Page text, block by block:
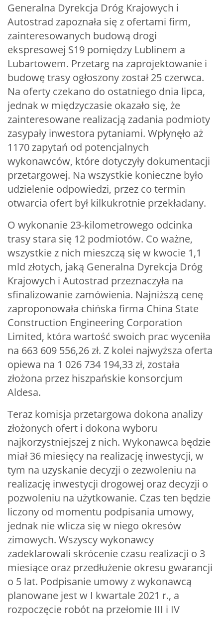
Generalna Dyrekcja Dróg Krajowych i
Autostrad zapoznała się z ofertami firm,
zainteresowanych budową drogi
ekspresowej S19 pomiędzy Lublinem a
Lubartowem. Przetarg na zaprojektowanie i
budowę trasy ogłoszony został 25 czerwca.
Na oferty czekano do ostatniego dnia lipca,
jednak w międzyczasie okazało się, że
zainteresowane realizacją zadania podmioty
zasypały inwestora pytaniami. Wpłynęło aż
1170 zapytań od potencjalnych
wykonawców, które dotyczyły dokumentacji
przetargowej. Na wszystkie konieczne było
udzielenie odpowiedzi, przez co termin
otwarcia ofert był kilkukrotnie przekładany.
O wykonanie 23-kilometrowego odcinka
trasy stara się 12 podmiotów. Co ważne,
wszystkie z nich mieszczą się w kwocie 1,1
mld złotych, jaką Generalna Dyrekcja Dróg
Krajowych i Autostrad przeznaczyła na
sfinalizowanie zamówienia. Najniższą cenę
zaproponowała chińska firma China State
Construction Engineering Corporation
Limited, która wartość swoich prac wyceniła
na 663 609 556,26 zł. Z kolei najwyższa oferta
opiewa na 1 026 734 194,33 zł, została
złożona przez hiszpańskie konsorcjum
Aldesa.
Teraz komisja przetargowa dokona analizy
złożonych ofert i dokona wyboru
najkorzystniejszej z nich. Wykonawca będzie
miał 36 miesięcy na realizację inwestycji, w
tym na uzyskanie decyzji o zezwoleniu na
realizację inwestycji drogowej oraz decyzji o
pozwoleniu na użytkowanie. Czas ten będzie
liczony od momentu podpisania umowy,
jednak nie wlicza się w niego okresów
zimowych. Wszyscy wykonawcy
zadeklarowali skrócenie czasu realizacji o 3
miesiące oraz przedłużenie okresu gwarancji
o 5 lat. Podpisanie umowy z wykonawcą
planowane jest w I kwartale 2021 r., a
rozpoczęcie robót na przełomie III i IV